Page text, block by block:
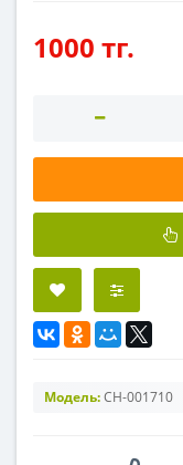
1000 тг.
Модель:CH-001710